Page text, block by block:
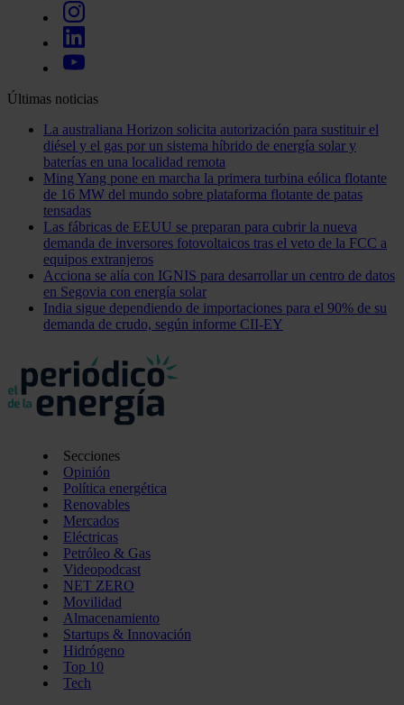
Últimas noticias
La australiana Horizon solicita autorización para sustituir el
diésel y el gas por un sistema híbrido de energía solar y
baterías en una localidad remota
Ming Yang pone en marcha la primera turbina eólica flotante
de 16 MW del mundo sobre plataforma flotante de patas
tensadas
Las fábricas de EEUU se preparan para cubrir la nueva
demanda de inversores fotovoltaicos tras el veto de la FCC a
equipos extranjeros
Acciona se alía con IGNIS para desarrollar un centro de datos
en Segovia con energía solar
India sigue dependiendo de importaciones para el 90% de su
demanda de crudo, según informe CII-EY
Secciones
Opinión
Política energética
Renovables
Mercados
Eléctricas
Petróleo & Gas
Videopodcast
NET ZERO
Movilidad
Almacenamiento
Startups & Innovación
Hidrógeno
Top 10
Tech